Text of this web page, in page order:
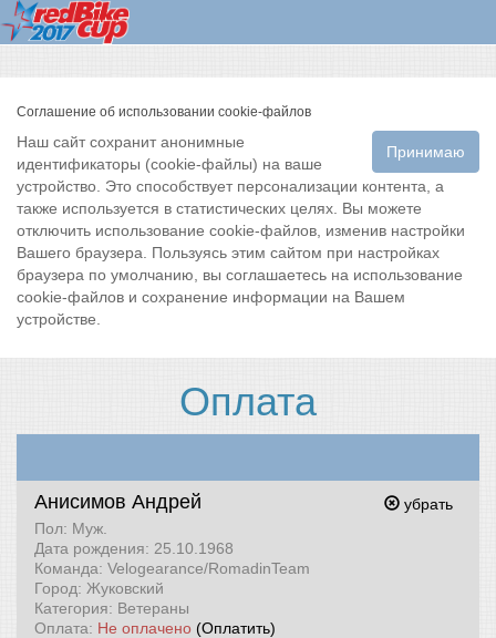
Соглашение об использовании cookie-файлов
Принимаю
Наш сайт сохранит анонимные
идентификаторы (cookie-файлы) на ваше
устройство. Это способствует персонализации контента, а
также используется в статистических целях. Вы можете
отключить использование cookie-файлов, изменив настройки
Вашего браузера. Пользуясь этим сайтом при настройках
браузера по умолчанию, вы соглашаетесь на использование
cookie-файлов и сохранение информации на Вашем
устройстве.
Оплата
убрать
Анисимов Андрей
Пол: Муж.
Дата рождения: 25.10.1968
Команда: Velogearance/RomadinTeam
Город: Жуковский
Категория: Ветераны
Оплата: Не оплачено (Оплатить)